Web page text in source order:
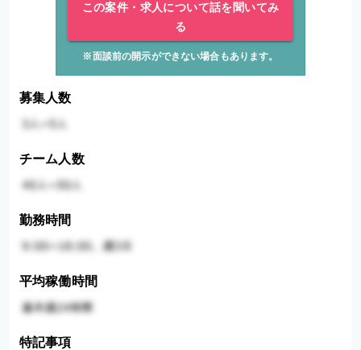
この案件・求人について話を聞いてみ
る
※面談前の開示ができない場合もあります。
募集人数
チーム人数
勤務時間
平均稼働時間
特記事項